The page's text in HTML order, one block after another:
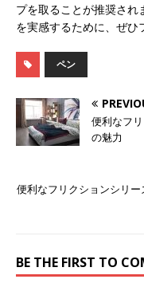
プを取ることが推奨され
を実感するために、ぜひ
ペン
便利なフ
の魅力
便利なフリクションシリ
BE THE FIRST TO